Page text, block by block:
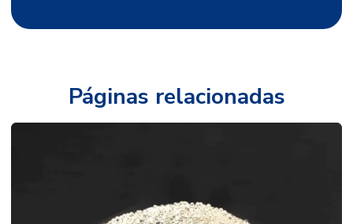
Esferas de aço
Esferas de aço carbono
Esferas de aço inoxidável
Páginas relacionadas